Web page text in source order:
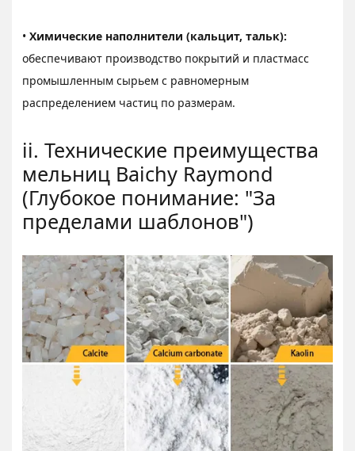
•Химические наполнители (кальцит, тальк):
обеспечивают производство покрытий и пластмасс
промышленным сырьем с равномерным
распределением частиц по размерам.
ii. Технические преимущества
мельниц Baichy Raymond
(Глубокое понимание: "За
пределами шаблонов")